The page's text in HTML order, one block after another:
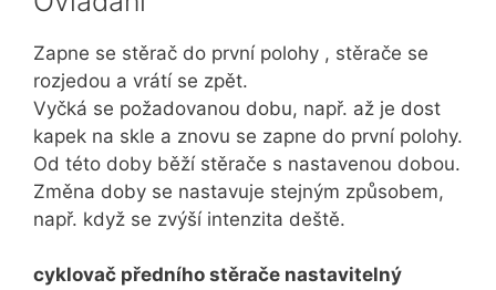
Zapne se stěrač do první polohy , stěrače se
rozjedou a vrátí se zpět.
Vyčká se požadovanou dobu, např. až je dost
kapek na skle a znovu se zapne do první polohy.
Od této doby běží stěrače s nastavenou dobou.
Změna doby se nastavuje stejným způsobem,
např. když se zvýší intenzita deště.
cyklovač předního stěrače nastavitelný